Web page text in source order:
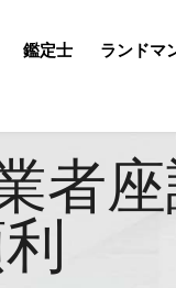
鑑定士 ランドマ
者